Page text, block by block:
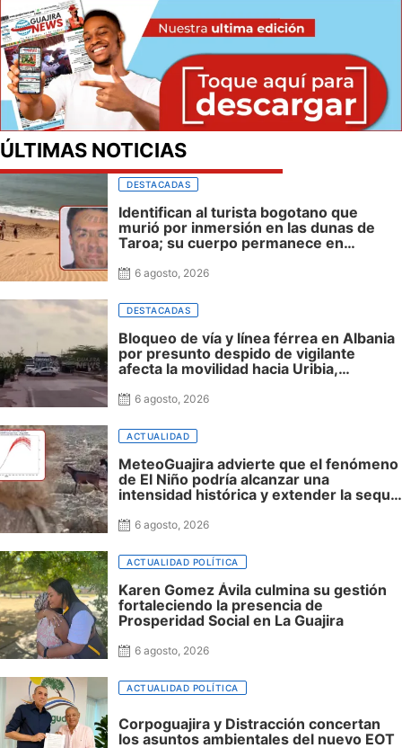
ÚLTIMAS NOTICIAS
DESTACADAS
Identifican al turista bogotano que
murió por inmersión en las dunas de
Taroa; su cuerpo permanece en
6 agosto, 2026
DESTACADAS
Bloqueo de vía y línea férrea en Albania
por presunto despido de vigilante
afecta la movilidad hacia Uribia,
6 agosto, 2026
ACTUALIDAD
MeteoGuajira advierte que el fenómeno
de El Niño podría alcanzar una
intensidad histórica y extender la sequía
6 agosto, 2026
ACTUALIDAD POLÍTICA
Karen Gomez Ávila culmina su gestión
fortaleciendo la presencia de
Prosperidad Social en La Guajira
6 agosto, 2026
ACTUALIDAD POLÍTICA
Corpoguajira y Distracción concertan
los asuntos ambientales del nuevo EOT